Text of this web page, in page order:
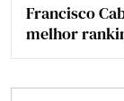
Francisco
melhor